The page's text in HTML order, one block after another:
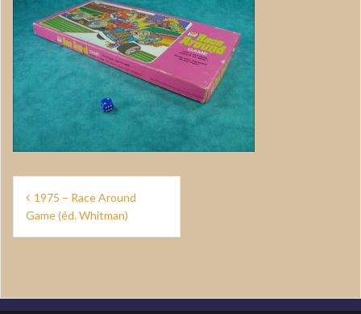
Navigation
de
l’article
1975 – Race Around
Game (éd. Whitman)